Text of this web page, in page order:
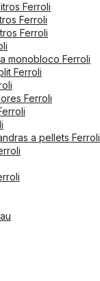
Ferroli
Ferroli
Ferroli
monobloco Ferroli
Ferroli
Ferroli
a pellets Ferroli